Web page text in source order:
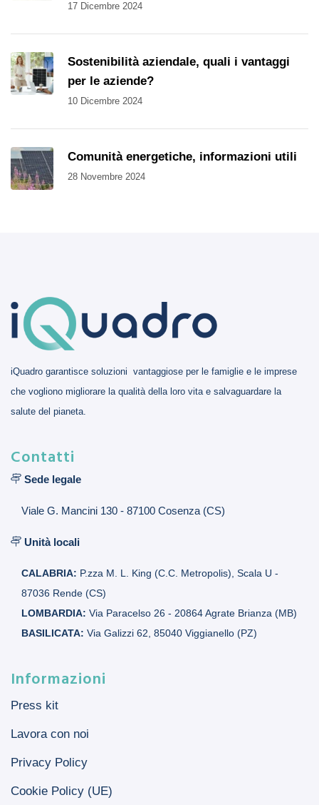
17 Dicembre 2024
Sostenibilità aziendale, quali i vantaggi
per le aziende?
10 Dicembre 2024
Comunità energetiche, informazioni utili
28 Novembre 2024
iQuadro garantisce soluzioni vantaggiose per le famiglie e le imprese
che vogliono migliorare la qualità della loro vita e salvaguardare la
salute del pianeta.
Contatti
Sede legale
Viale G. Mancini 130 - 87100 Cosenza (CS)
Unità locali
CALABRIA: P.zza M. L. King (C.C. Metropolis), Scala U -
87036 Rende (CS)
LOMBARDIA: Via Paracelso 26 - 20864 Agrate Brianza (MB)
BASILICATA: Via Galizzi 62, 85040 Viggianello (PZ)
Informazioni
Press kit
Lavora con noi
Privacy Policy
Cookie Policy (UE)